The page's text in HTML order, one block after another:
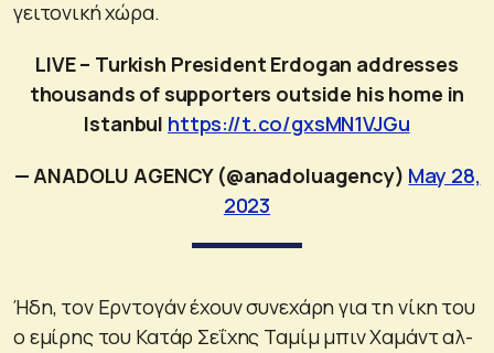
γειτονική χώρα.
LIVE – Turkish President Erdogan addresses
thousands of supporters outside his home in
Istanbul https://t.co/gxsMN1VJGu
— ANADOLU AGENCY (@anadoluagency) May 28,
2023
Ήδη, τον Ερντογάν έχουν συνεχάρη για τη νίκη του
ο εμίρης του Κατάρ Σεΐχης Ταμίμ μπιν Χαμάντ αλ-